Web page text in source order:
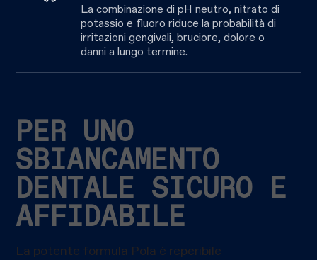
La combinazione di pH neutro, nitrato di
potassio e fluoro riduce la probabilità di
irritazioni gengivali, bruciore, dolore o
danni a lungo termine.
PER UNO
SBIANCAMENTO
DENTALE SICURO E
AFFIDABILE
La potente formula Pola è reperibile